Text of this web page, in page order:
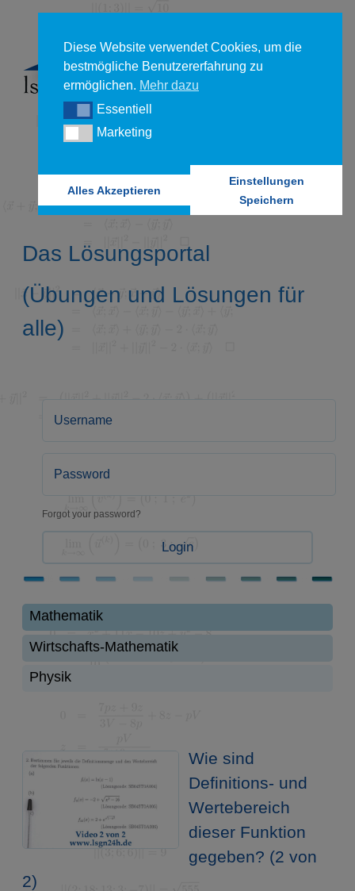
Das Lösungsportal
(Übungen und Lösungen für
alle)
Forgot your password?
Login
Mathematik
Wirtschafts-Mathematik
Physik
Wie sind
Definitions- und
Wertebereich
dieser Funktion
gegeben? (2 von
2)
Diese Website verwendet Cookies, um die
bestmögliche Benutzererfahrung zu
ermöglichen. Mehr dazu
EssentiellEssentiell
MarketingMarketing
Alles Akzeptieren
Einstellungen
Speichern